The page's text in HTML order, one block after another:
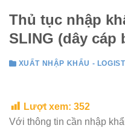
Thủ tục nhập
SLING (dây cáp
XUẤT NHẬP KHẨU -
Lượt xem: 352
Với thông tin cần nhập